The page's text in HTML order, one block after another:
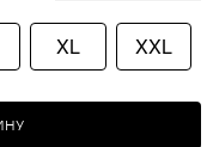
XL XXL